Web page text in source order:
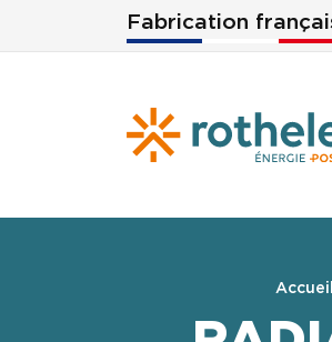
Aller au contenu principal
Fabrication
Accueil